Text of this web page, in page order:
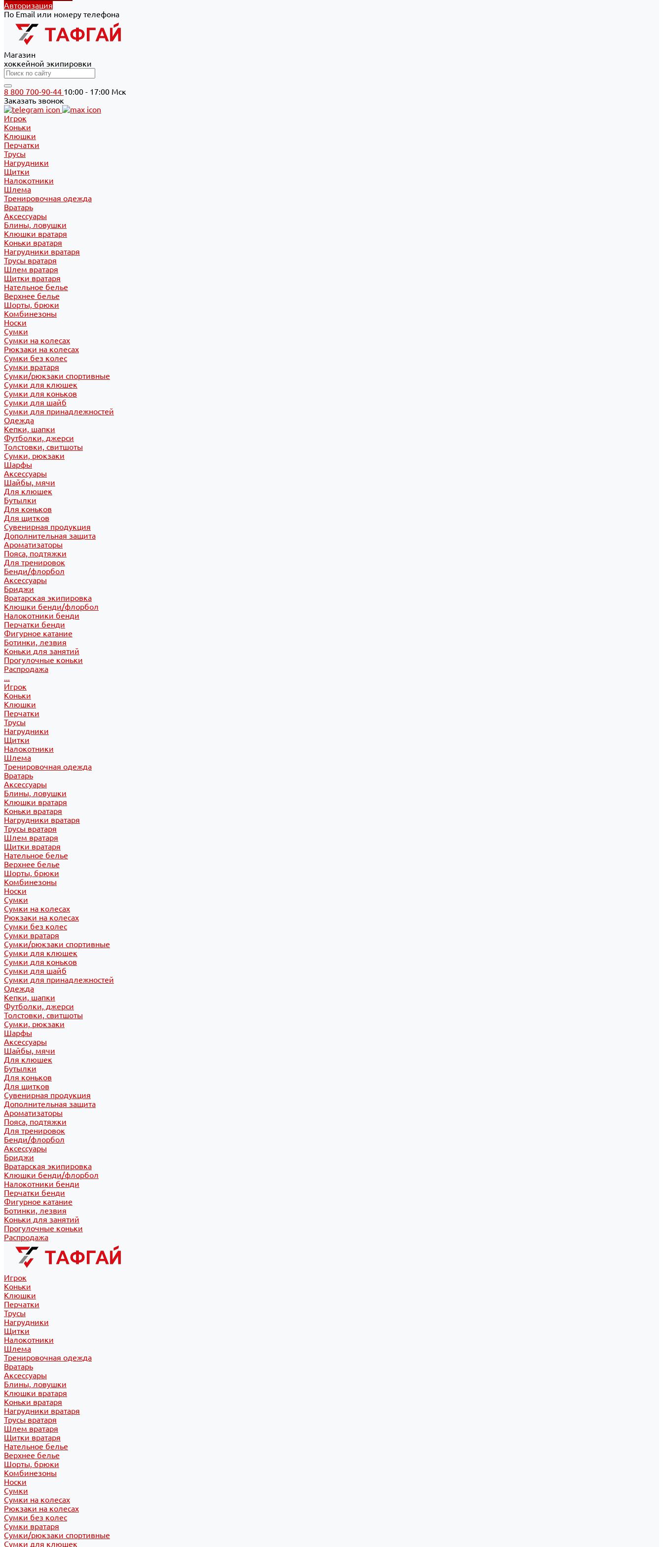
Авторизация
По Email или номеру телефона
Магазин
хоккейной экипировки
8 800 700-90-44 10:00 - 17:00 Мск
Заказать звонок
Игрок
Коньки
Клюшки
Перчатки
Трусы
Нагрудники
Щитки
Налокотники
Шлема
Тренировочная одежда
Вратарь
Аксессуары
Блины, ловушки
Клюшки вратаря
Коньки вратаря
Нагрудники вратаря
Трусы вратаря
Шлем вратаря
Щитки вратаря
Нательное белье
Верхнее белье
Шорты, брюки
Комбинезоны
Носки
Сумки
Сумки на колесах
Рюкзаки на колесах
Сумки без колес
Сумки вратаря
Сумки/рюкзаки спортивные
Сумки для клюшек
Сумки для коньков
Сумки для шайб
Сумки для принадлежностей
Одежда
Кепки, шапки
Футболки, джерси
Толстовки, свитшоты
Сумки, рюкзаки
Шарфы
Аксессуары
Шайбы, мячи
Для клюшек
Бутылки
Для коньков
Для щитков
Сувенирная продукция
Дополнительная защита
Ароматизаторы
Пояса, подтяжки
Для тренировок
Бенди/флорбол
Аксессуары
Бриджи
Вратарская экипировка
Клюшки бенди/флорбол
Налокотники бенди
Перчатки бенди
Фигурное катание
Ботинки, лезвия
Коньки для занятий
Прогулочные коньки
Распродажа
...
Игрок
Коньки
Клюшки
Перчатки
Трусы
Нагрудники
Щитки
Налокотники
Шлема
Тренировочная одежда
Вратарь
Аксессуары
Блины, ловушки
Клюшки вратаря
Коньки вратаря
Нагрудники вратаря
Трусы вратаря
Шлем вратаря
Щитки вратаря
Нательное белье
Верхнее белье
Шорты, брюки
Комбинезоны
Носки
Сумки
Сумки на колесах
Рюкзаки на колесах
Сумки без колес
Сумки вратаря
Сумки/рюкзаки спортивные
Сумки для клюшек
Сумки для коньков
Сумки для шайб
Сумки для принадлежностей
Одежда
Кепки, шапки
Футболки, джерси
Толстовки, свитшоты
Сумки, рюкзаки
Шарфы
Аксессуары
Шайбы, мячи
Для клюшек
Бутылки
Для коньков
Для щитков
Сувенирная продукция
Дополнительная защита
Ароматизаторы
Пояса, подтяжки
Для тренировок
Бенди/флорбол
Аксессуары
Бриджи
Вратарская экипировка
Клюшки бенди/флорбол
Налокотники бенди
Перчатки бенди
Фигурное катание
Ботинки, лезвия
Коньки для занятий
Прогулочные коньки
Распродажа
Игрок
Коньки
Клюшки
Перчатки
Трусы
Нагрудники
Щитки
Налокотники
Шлема
Тренировочная одежда
Вратарь
Аксессуары
Блины, ловушки
Клюшки вратаря
Коньки вратаря
Нагрудники вратаря
Трусы вратаря
Шлем вратаря
Щитки вратаря
Нательное белье
Верхнее белье
Шорты, брюки
Комбинезоны
Носки
Сумки
Сумки на колесах
Рюкзаки на колесах
Сумки без колес
Сумки вратаря
Сумки/рюкзаки спортивные
Сумки для клюшек